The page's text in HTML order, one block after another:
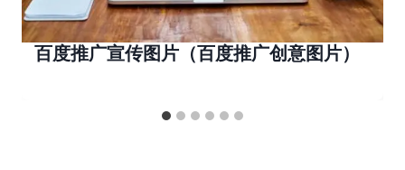
百度推广宣传图片（百度推广创意图片）